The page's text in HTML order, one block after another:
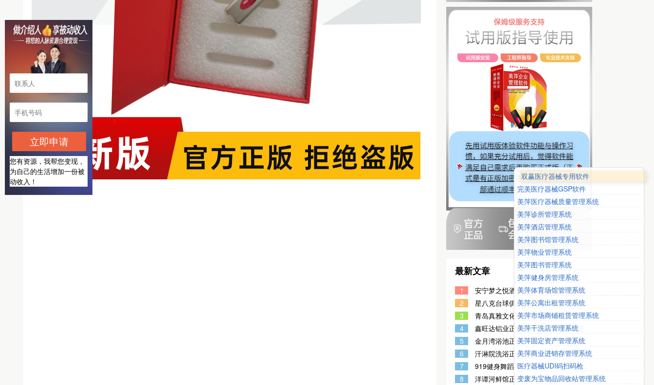
最新文章
1
安宁梦之悦酒店正式选用了美萍酒店宾
馆客房管理系统
2
星八克台球俱乐部正式使用上了美萍棋
牌室管理软件
3
青岛真雅文化传媒有限公司正式选用了
美萍行业管理软件
4
鑫旺达铝业正式选用了美萍行业管理软
件
5
金月湾浴池正式使用上了美萍休闲洗浴
管理软件
6
汗淋院洗浴正式使用上了美萍休闲洗浴
管理软件
7
919健身舞蹈（农林店）正式使用了美
萍健身房管理系统
8
洋谭河鲜馆正式使用上了美萍餐饮软件
立即申请
您有资源，我帮您变现，
为自己的生活增加一份被
动收入！
双赢医疗器械专用软件
完美医疗器械GSP软件
美萍医疗器械质量管理系统
美萍诊所管理系统
美萍酒店管理系统
美萍图书馆管理系统
美萍物业管理系统
美萍图书管理系统
美萍健身房管理系统
美萍体育场馆管理系统
美萍公寓出租管理系统
美萍市场商铺租赁管理系统
美萍干洗店管理系统
美萍固定资产管理系统
美萍商业进销存管理系统
医疗器械UDI码扫码枪
变废为宝物品回收站管理系统